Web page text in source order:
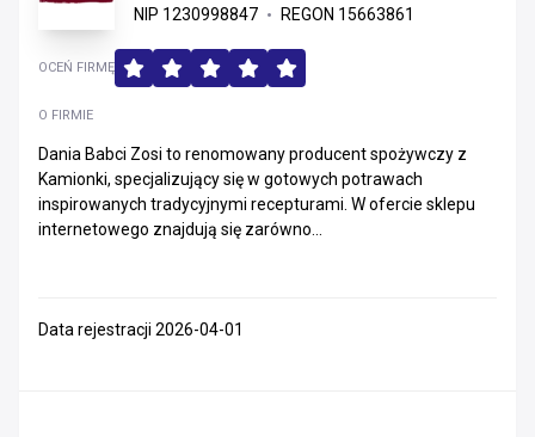
NIP 1230998847
REGON 15663861
O FIRMIE
Dania Babci Zosi to renomowany producent spożywczy z
Kamionki, specjalizujący się w gotowych potrawach
inspirowanych tradycyjnymi recepturami. W ofercie sklepu
internetowego znajdują się zarówno...
OCEŃ FIRMĘ
Data rejestracji 2026-04-01